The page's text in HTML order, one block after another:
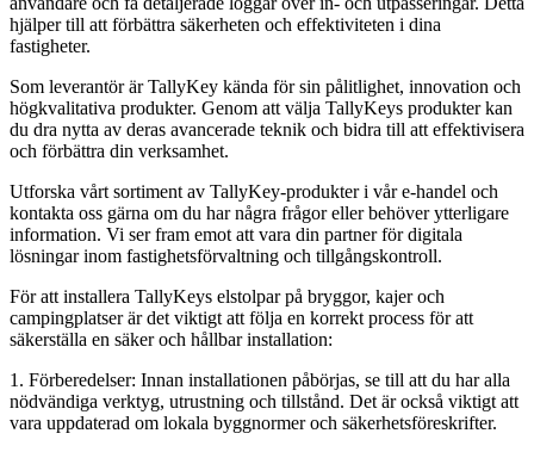
hjälper till att förbättra säkerheten och effektiviteten i dina
fastigheter.
Som leverantör är TallyKey kända för sin pålitlighet, innovation och
högkvalitativa produkter. Genom att välja TallyKeys produkter kan
du dra nytta av deras avancerade teknik och bidra till att effektivisera
och förbättra din verksamhet.
Utforska vårt sortiment av TallyKey-produkter i vår e-handel och
kontakta oss gärna om du har några frågor eller behöver ytterligare
information. Vi ser fram emot att vara din partner för digitala
lösningar inom fastighetsförvaltning och tillgångskontroll.
För att installera TallyKeys elstolpar på bryggor, kajer och
campingplatser är det viktigt att följa en korrekt process för att
säkerställa en säker och hållbar installation:
1. Förberedelser: Innan installationen påbörjas, se till att du har alla
nödvändiga verktyg, utrustning och tillstånd. Det är också viktigt att
vara uppdaterad om lokala byggnormer och säkerhetsföreskrifter.